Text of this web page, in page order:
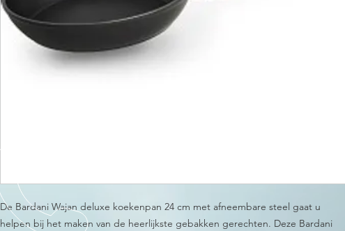
De Bardani Wajan deluxe koekenpan 24 cm met afneembare steel gaat u
helpen bij het maken van de heerlijkste gebakken gerechten. Deze Bardani